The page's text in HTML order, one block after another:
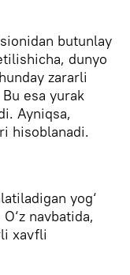
butunlay
dunyo
zararli
esa yurak
Ayniqsa,
hisoblanadi.
yog‘
navbatida,
xavfli